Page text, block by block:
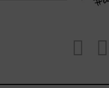
Visit